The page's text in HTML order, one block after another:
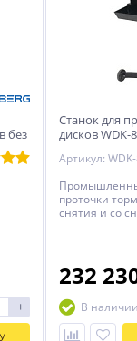
без
+
Станок для
дисков WDK-
Артикул:
проточки
снятия и со
232
В